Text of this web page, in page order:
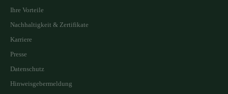
Ihre Vorteile
Nachhaltigkeit & Zertifikate
Karriere
Presse
Datenschutz
Hinweisgebermeldung